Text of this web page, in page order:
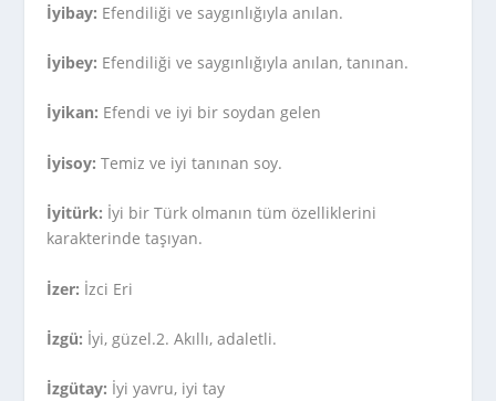
İyibay: Efendiliği ve saygınlığıyla anılan.
İyibey: Efendiliği ve saygınlığıyla anılan, tanınan.
İyikan: Efendi ve iyi bir soydan gelen
İyisoy: Temiz ve iyi tanınan soy.
İyitürk: İyi bir Türk olmanın tüm özelliklerini
karakterinde taşıyan.
İzer: İzci Eri
İzgü: İyi, güzel.2. Akıllı, adaletli.
İzgütay: İyi yavru, iyi tay